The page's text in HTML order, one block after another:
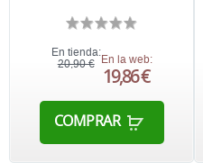
En tienda:
20,90 € En la web:
19,86 €
COMPRAR